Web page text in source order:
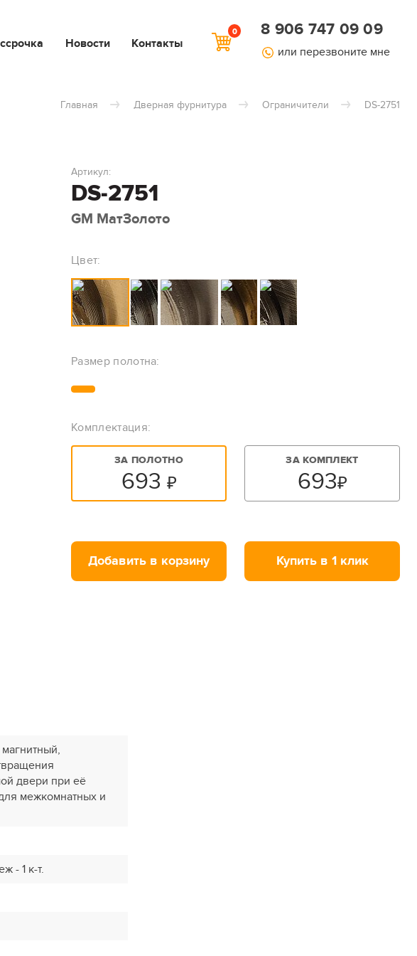
Новости Контакты
0 8 906 747 09 09
или перезвоните мне
Главная Дверная фурнитура Ограничители DS-2751
DS-2751
Артикул:
GM МатЗолото
Цвет:
Размер полотна:
Комплектация:
ЗА ПОЛОТНО
693 ₽
ЗА КОМПЛЕКТ
693₽
Добавить в корзину Купить в 1 клик
двери при её
межкомнатных и
- 1 к-т.